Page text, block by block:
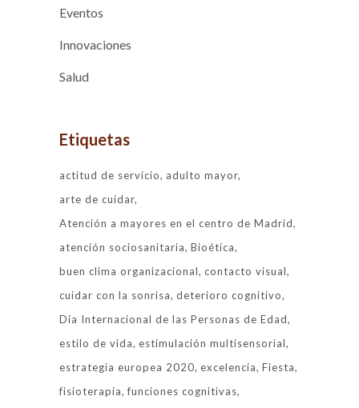
Eventos
Innovaciones
Salud
Etiquetas
actitud de servicio
adulto mayor
arte de cuidar
Atención a mayores en el centro de Madrid
atención sociosanitaria Bioética
buen clima organizacional contacto visual
cuidar con la sonrisa deterioro cognitivo
Día Internacional de las Personas de Edad
estilo de vida estimulación multisensorial
estrategia europea 2020 excelencia Fiesta
fisioterapia funciones cognitivas